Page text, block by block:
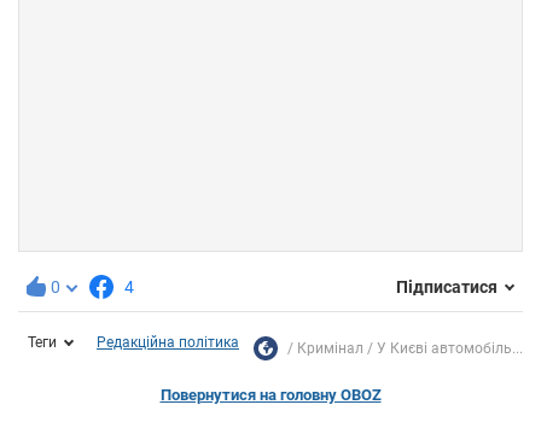
0 4 Підписатися
Теги Редакційна політика Кримінал У Києві автомобіль...
Повернутися на головну OBOZ